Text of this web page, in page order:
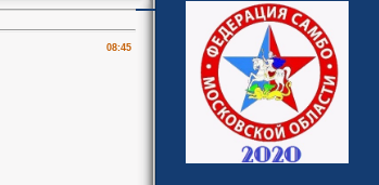
08:45